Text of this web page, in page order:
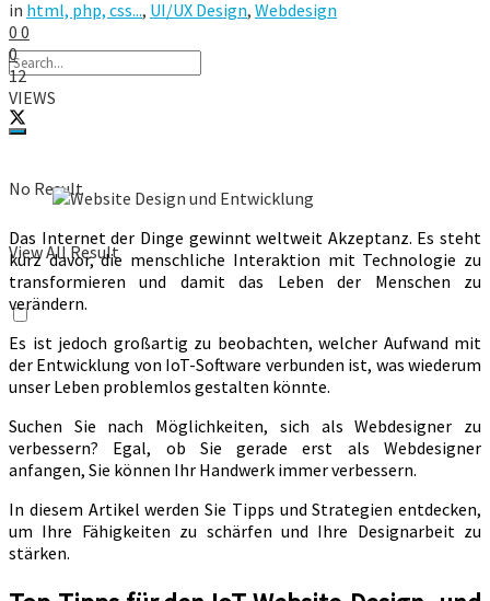
No Result
View All Result
in html, php, css..., UI/UX Design, Webdesign
0 0
0
12
VIEWS
Das Internet der Dinge gewinnt weltweit Akzeptanz. Es steht
kurz davor, die menschliche Interaktion mit Technologie zu
transformieren und damit das Leben der Menschen zu
verändern.
Es ist jedoch großartig zu beobachten, welcher Aufwand mit
der Entwicklung von IoT-Software verbunden ist, was wiederum
unser Leben problemlos gestalten könnte.
Suchen Sie nach Möglichkeiten, sich als Webdesigner zu
verbessern? Egal, ob Sie gerade erst als Webdesigner
anfangen, Sie können Ihr Handwerk immer verbessern.
In diesem Artikel werden Sie Tipps und Strategien entdecken,
um Ihre Fähigkeiten zu schärfen und Ihre Designarbeit zu
stärken.